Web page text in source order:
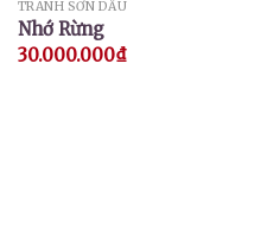
TRANH SƠN DẦU
Nhớ Rừng
30.000.000₫